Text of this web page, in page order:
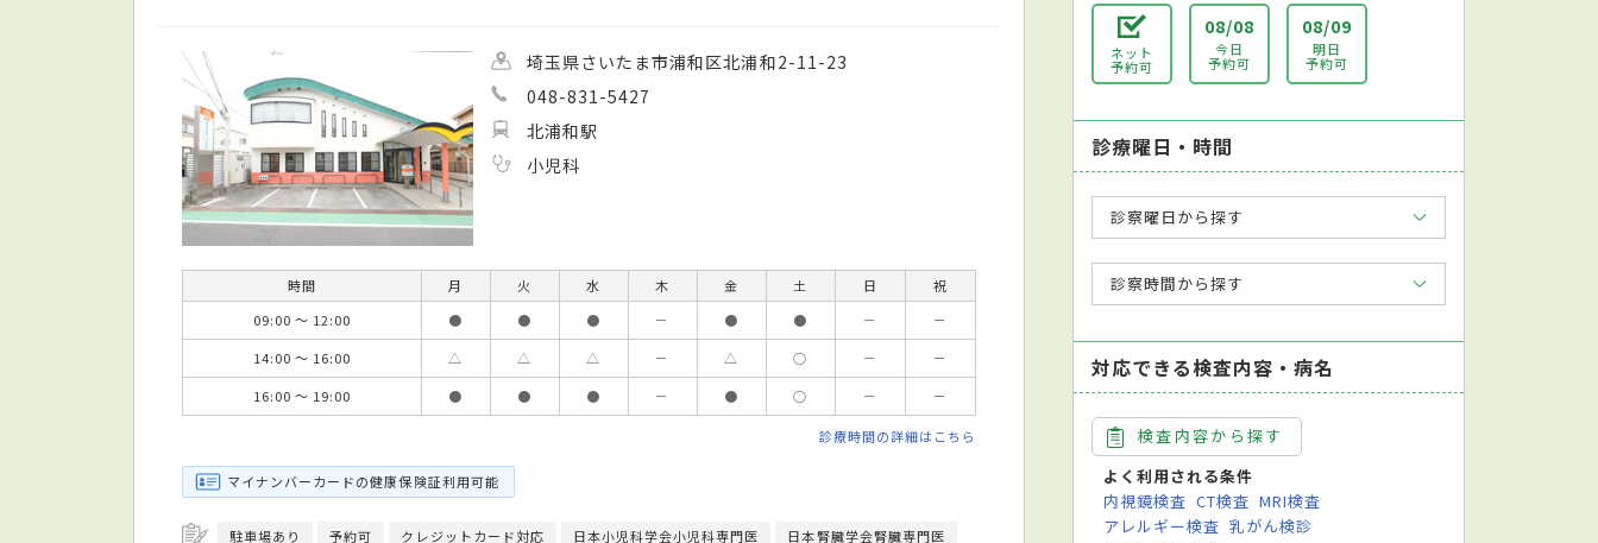
埼玉県さいたま市浦和区北浦和2-11-23
048-831-5427
北浦和駅
小児科
時間 月 火 水 木 金 土 日
祝
09:00 ～ 12:00
● ● ● － ● ● －
－
14:00 ～ 16:00
△ △ △ － △ ○ －
－
16:00 ～ 19:00
● ● ● － ● ○ － －
診療時間の詳細はこちら
マイナンバーカードの健康保険証利用可能
駐車場あり 予約可 クレジットカード対応 日本小児科学会小児科専門医 日本腎臓学会腎臓専門医
ネット
予約可
08/08
今日
予約可
08/09
明日
予約可
診療曜日・時間
診察曜日から探す
診察時間から探す
対応できる検査内容・病名
検査内容から探す
よく利用される条件
内視鏡検査 CT検査 MRI検査
アレルギー検査 乳がん検診